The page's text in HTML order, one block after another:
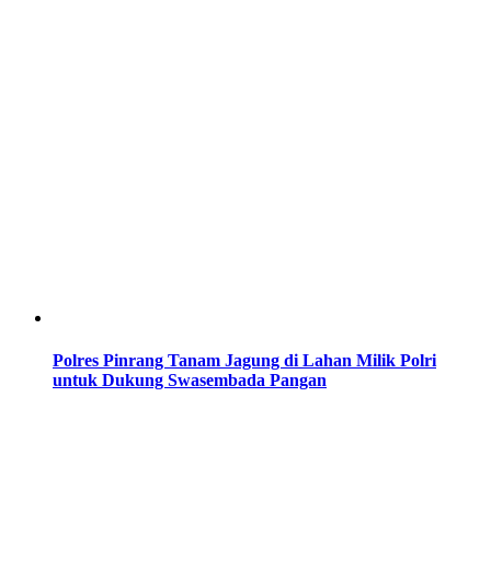
Polres Pinrang Tanam Jagung di Lahan Milik Polri
untuk Dukung Swasembada Pangan